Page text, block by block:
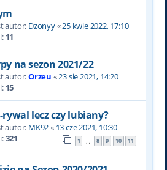
autor: Dzonyy«25 kwie 2022, 17:10
11
na sezon 2021/22
autor:Orzeu «23 sie 2021, 14:20
15
lecz czy lubiany?
autor: MK92« 13 cze 2021, 10:30
321 1 … 8 9 10 11